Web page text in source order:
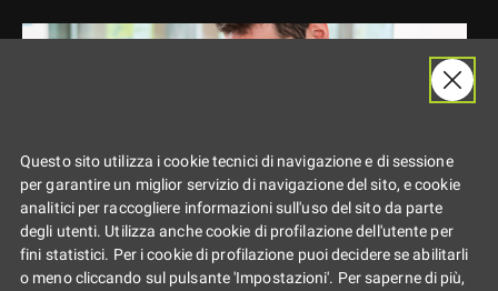
Questo sito utilizza i cookie tecnici di navigazione e di sessione
per garantire un miglior servizio di navigazione del sito, e cookie
analitici per raccogliere informazioni sull'uso del sito da parte
degli utenti. Utilizza anche cookie di profilazione dell'utente per
fini statistici. Per i cookie di profilazione puoi decidere se abilitarli
o meno cliccando sul pulsante 'Impostazioni'. Per saperne di più,